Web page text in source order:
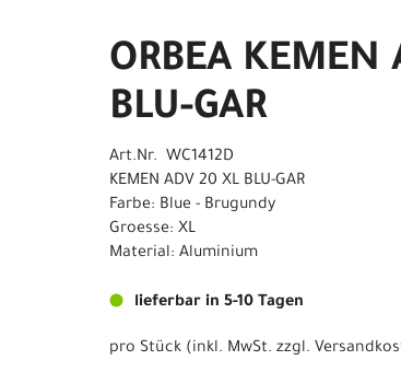
ORBEA KEMEN
BLU-GAR
Art.Nr. WC1412D
KEMEN ADV 20 XL BLU-GAR
Farbe: Blue - Brugundy
Groesse: XL
Material: Aluminium
lieferbar in 5-10 Tagen
pro Stück (inkl. MwSt. zzgl.